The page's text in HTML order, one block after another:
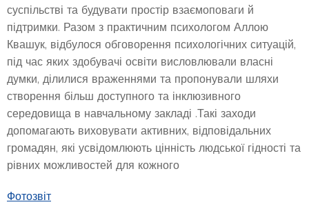
суспільстві та будувати простір взаємоповаги й
підтримки. Разом з практичним психологом Аллою
Квашук, відбулося обговорення психологічних ситуацій,
під час яких здобувачі освіти висловлювали власні
думки, ділилися враженнями та пропонували шляхи
створення більш доступного та інклюзивного
середовища в навчальному закладі .Такі заходи
допомагають виховувати активних, відповідальних
громадян, які усвідомлюють цінність людської гідності та
рівних можливостей для кожного
Фотозвіт